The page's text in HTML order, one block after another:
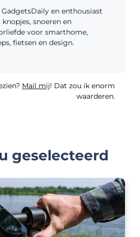
en enthousiast
snoeren en
voor smarthome,
fietsen en design.
Mail mij! Dat zou ik enorm
waarderen.
geselecteerd